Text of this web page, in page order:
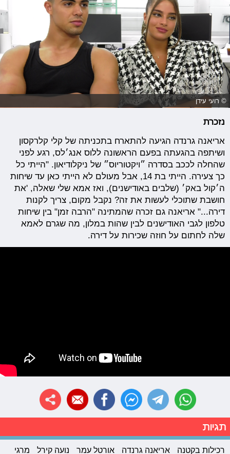
© רועי עידן
נזכרת
אריאנה גרנדה הגיעה להתארח בתכניתה של קלי קלרקסון
ושיתפה בהגעתה בפעם הראשונה ללוס אנג׳לס, רגע לפני
שהחלה לככב בסדרה ״ויקטוריוס״ של ניקלודיאון. "הייתי כל
כך צעירה. הייתי בת 14, אבל מעולם לא הייתי כאן עד שיחות
ה׳קול באק׳ (שלבים באודישנים), ואז אמא שלי שאלה, 'את
חושבת שתוכלי לעשות את זה? נקבל מקום, צריך לקנות
דירה..." אריאנה גם זכרה שהמתינה "הרבה זמן" בין שיחות
טלפון לגבי האודישנים לבין שהות במלון, מה שגרם לאמא
שלה לחתום על חוזה שכירות על דירה.
תגיות
רכילות בקטנה אריאנה גרנדה אורטל עמר נועה קירל מרגי